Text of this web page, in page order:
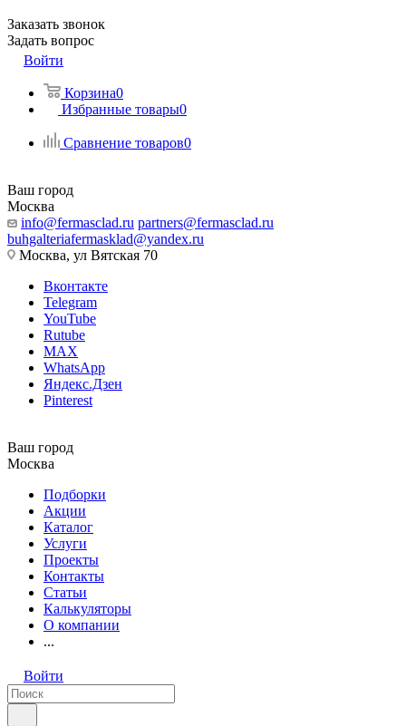
Заказать звонок
Задать вопрос
Войти
Корзина0
Избранные товары0
Сравнение товаров0
Ваш город
Москва
info@fermasclad.ru partners@fermasclad.ru
buhgalteriafermasklad@yandex.ru
Москва, ул Вятская 70
Вконтакте
Telegram
YouTube
Rutube
MAX
WhatsApp
Яндекс.Дзен
Pinterest
Ваш город
Москва
Подборки
Акции
Каталог
Услуги
Проекты
Контакты
Статьи
Калькуляторы
О компании
...
Войти